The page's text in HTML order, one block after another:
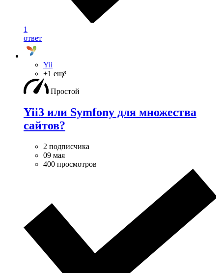
1
ответ
Yii
+1 ещё
Простой
Yii3 или Symfony для множества
сайтов?
2 подписчика
09 мая
400 просмотров